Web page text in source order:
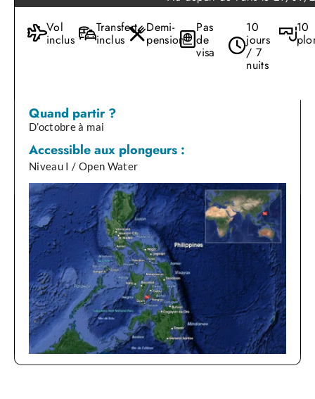
Vol
inclus
Transfert
inclus
Demi-
pension
Pas
de
visa
10
jours
/ 7
nuits
10
Quand partir ?
D’octobre à mai
Accessible aux plongeurs :
Niveau I / Open Water